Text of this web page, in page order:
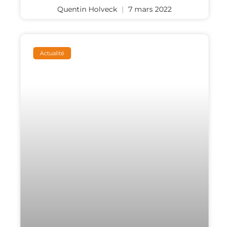
Quentin Holveck 7 mars 2022
Actualité